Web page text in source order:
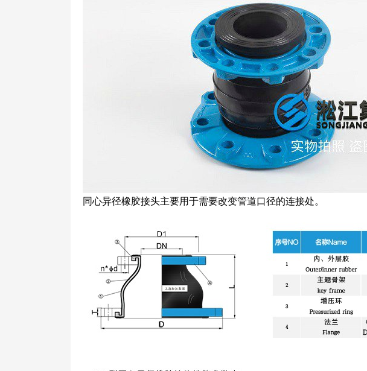
同心异径橡胶接头主要用于需要改变管道口径的连接处。